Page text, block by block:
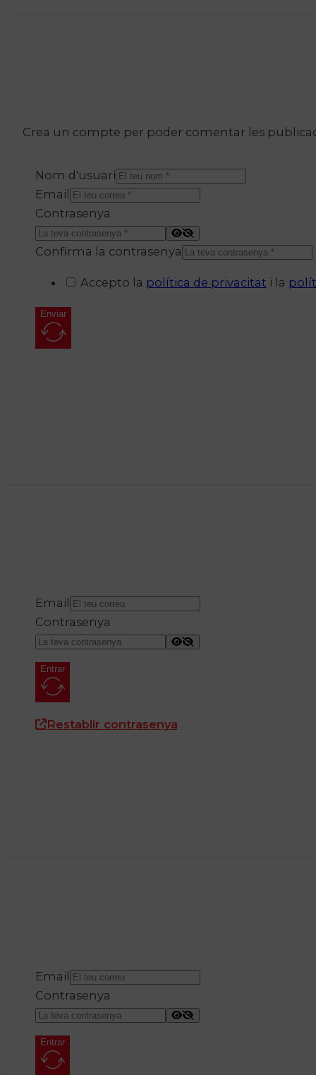
Crea un compte per poder comentar les
Nom d'usuari
Email
Contrasenya
Confirma la contrasenya
Accepto la política de privacitat i la
Enviar
Email
Contrasenya
Entrar
Restablir contrasenya
Email
Contrasenya
Entrar